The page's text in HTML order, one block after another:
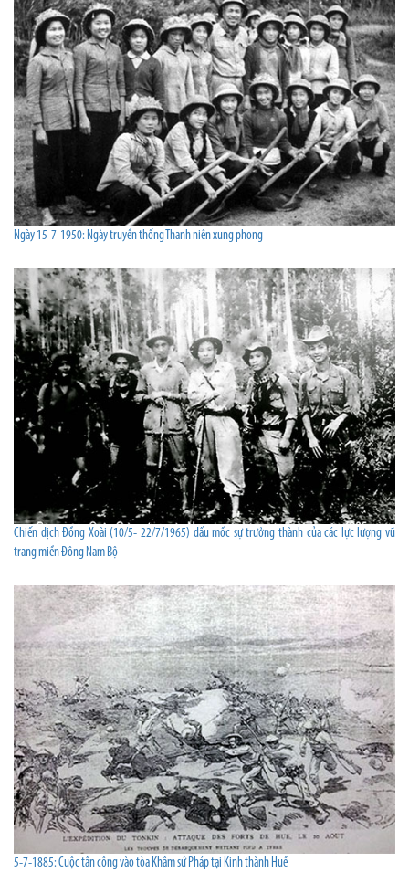
Ngày 15-7-1950: Ngày truyền thống Thanh niên xung phong
Chiến dịch Đồng Xoài (10/5- 22/7/1965) dấu mốc sự trưởng thành của các lực lượng vũ
trang miền Đông Nam Bộ
5-7-1885: Cuộc tấn công vào tòa Khâm sứ Pháp tại Kinh thành Huế